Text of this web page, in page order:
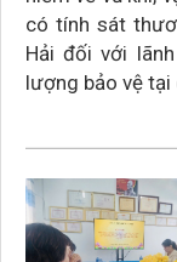
có tính sát
Hải đối với
lượng bảo vệ tại